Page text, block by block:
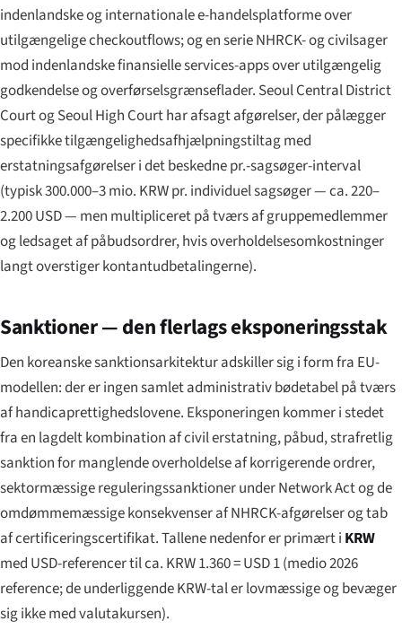
indenlandske og internationale e-handels­platforme over
utilgængelige checkoutflows; og en serie NHRCK- og civil­sager
mod indenlandske finansielle services-apps over utilgængelig
godkendelse og overførsels­grænseflader. Seoul Central District
Court og Seoul High Court har afsagt afgørelser, der pålægger
specifikke tilgængeligheds­afhjælpnings­tiltag med
erstatnings­afgørelser i det beskedne pr.-sagsøger-interval
(typisk 300.000–3 mio. KRW pr. individuel sagsøger — ca. 220–
2.200 USD — men multipliceret på tværs af gruppemedlemmer
og ledsaget af påbudsordrer, hvis overholdelsesomkostninger
langt overstiger kontantudbetalingerne).
Sanktioner — den flerlags eksponerings­stak
Den koreanske sanktions­arkitektur adskiller sig i form fra EU-
modellen: der er ingen samlet administrativ bødetabel på tværs
af handicaprettigheds­lovene. Eksponeringen kommer i stedet
fra en lagdelt kombination af civil erstatning, påbud, strafretlig
sanktion for manglende overholdelse af korrigerende ordrer,
sektormæssige regulerings­sanktioner under Network Act og de
omdømmemæssige konsekvenser af NHRCK-afgørelser og tab
af certificeringscertifikat. Tallene nedenfor er primært i KRW
med USD-referencer til ca. KRW 1.360 = USD 1 (medio 2026
reference; de underliggende KRW-tal er lovmæssige og bevæger
sig ikke med valutakursen).